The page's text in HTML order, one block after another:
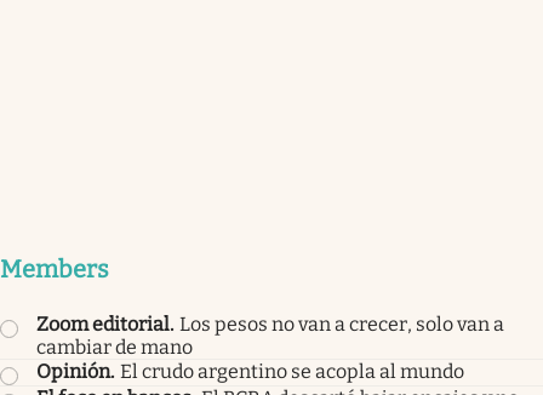
Members
Zoom editorial. Los pesos no van a crecer, solo van a
cambiar de mano
Opinión. El crudo argentino se acopla al mundo